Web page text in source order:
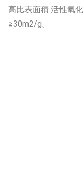
高比表面積 活性氧
≧30m2/g。